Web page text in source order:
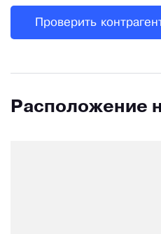
Проверить
Расположение